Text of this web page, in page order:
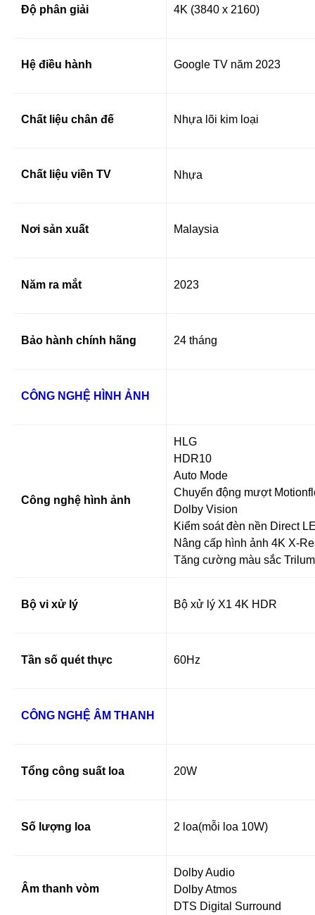
Độ phân giải 4K (3840 x 2160)
Hệ điều hành Google TV năm 2023
Chất liệu chân đế Nhựa lõi kim loại
Chất liệu viền TV Nhựa
Nơi sản xuất Malaysia
Năm ra mắt 2023
Bảo hành chính hãng 24 tháng
CÔNG NGHỆ HÌNH ẢNH
Công nghệ hình ảnh
HLG
HDR10
Auto Mode
Chuyển động mượt
Dolby Vision
Kiểm soát đèn nền Direct
Nâng cấp hình ảnh 4K X-
Tăng cường màu sắc
Bộ vi xử lý Bộ xử lý X1 4K HDR
Tần số quét thực 60Hz
CÔNG NGHỆ ÂM THANH
Tổng công suất loa 20W
Số lượng loa 2 loa(mỗi loa 10W)
Âm thanh vòm
Dolby Audio
Dolby Atmos
DTS Digital Surround